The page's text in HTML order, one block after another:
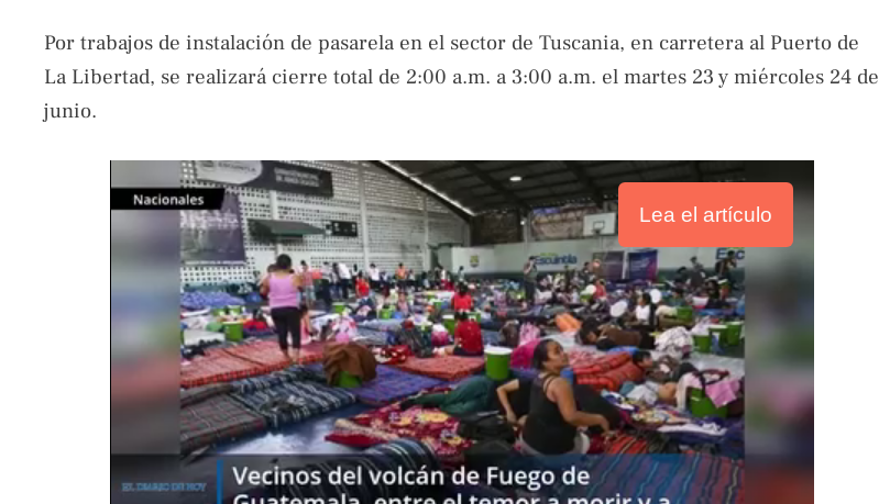
Por trabajos de instalación de pasarela en el sector de Tuscania, en carretera al Puerto de
La Libertad, se realizará cierre total de 2:00 a.m. a 3:00 a.m. el martes 23 y miércoles 24 de
junio.
Lea el artículo